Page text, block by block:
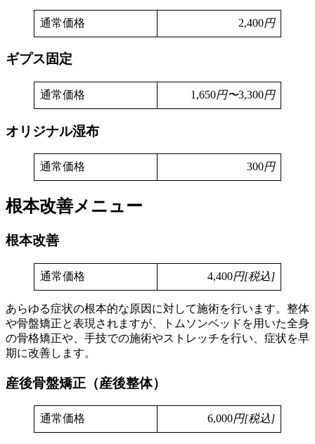
通常価格 2,400円
ギプス固定
通常価格 1,650円〜3,300円
オリジナル湿布
通常価格 300円
根本改善メニュー
根本改善
通常価格 4,400円[税込]
あらゆる症状の根本的な原因に対して施術を行います。整体
や骨盤矯正と表現されますが、トムソンベッドを用いた全身
の骨格矯正や、手技での施術やストレッチを行い、症状を早
期に改善します。
産後骨盤矯正（産後整体）
通常価格 6,000円[税込]